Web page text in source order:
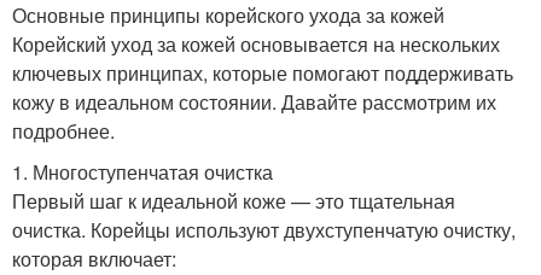
Основные принципы корейского ухода за кожей
Корейский уход за кожей основывается на нескольких
ключевых принципах, которые помогают поддерживать
кожу в идеальном состоянии. Давайте рассмотрим их
подробнее.
1. Многоступенчатая очистка
Первый шаг к идеальной коже — это тщательная
очистка. Корейцы используют двухступенчатую очистку,
которая включает: